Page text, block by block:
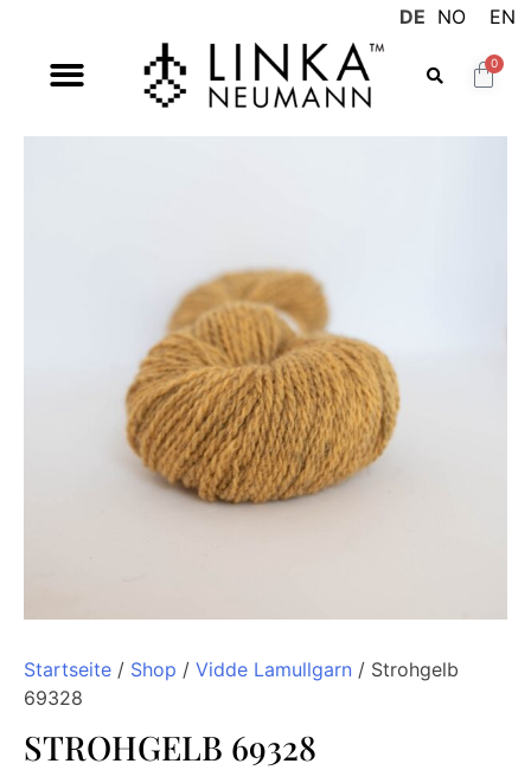
DE NO EN
0
Startseite / Shop / Vidde Lamullgarn / Strohgelb
69328
STROHGELB 69328